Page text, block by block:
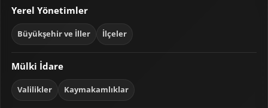
Yerel Yönetimler
Büyükşehir ve İller İlçeler
Mülki İdare
Valilikler Kaymakamlıklar